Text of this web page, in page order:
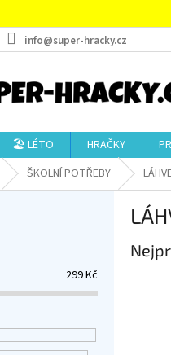
info@super-hracky.cz
🏖️ LÉTO HRAČKY
ŠKOLNÍ POTŘEBY
299Kč